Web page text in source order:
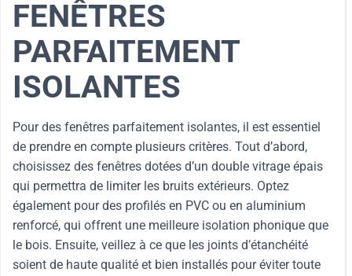
FENÊTRES
PARFAITEMENT
ISOLANTES
Pour des fenêtres parfaitement isolantes, il est essentiel
de prendre en compte plusieurs critères. Tout d’abord,
choisissez des fenêtres dotées d’un double vitrage épais
qui permettra de limiter les bruits extérieurs. Optez
également pour des profilés en PVC ou en aluminium
renforcé, qui offrent une meilleure isolation phonique que
le bois. Ensuite, veillez à ce que les joints d’étanchéité
soient de haute qualité et bien installés pour éviter toute